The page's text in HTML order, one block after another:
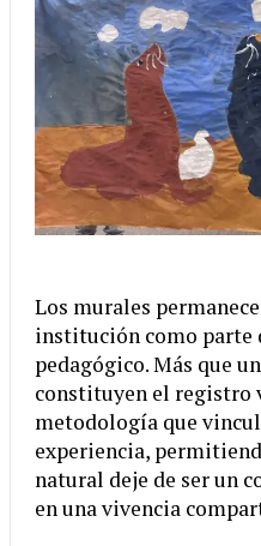
Los murales
institución como parte
pedagógico. Más que
constituyen el registro
metodología que
experiencia,
natural deje de ser un
en una vivencia